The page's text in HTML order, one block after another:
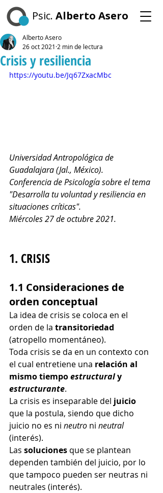
Psic. Alberto Asero
Crisis y resiliencia
Alberto Asero
26 oct 2021 2 min de lectura
https://youtu.be/Jq67ZxacMbc
Universidad Antropológica de
Guadalajara (Jal., México).
Conferencia de Psicología sobre el tema
"Desarrolla tu voluntad y resiliencia en
situaciones críticas".
Miércoles 27 de octubre 2021.
1. CRISIS
1.1 Consideraciones de
orden conceptual
La idea de crisis se coloca en el
orden de la transitoriedad
(atropello momentáneo).
Toda crisis se da en un contexto con
el cual entretiene una relación al
mismo tiempo estructural y
estructurante.
La crisis es inseparable del juicio
que la postula, siendo que dicho
juicio no es ni neutro ni neutral
(interés).
Las soluciones que se plantean
dependen también del juicio, por lo
que tampoco pueden ser neutras ni
neutrales (interés).